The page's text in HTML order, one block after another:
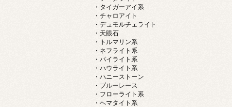
・タイガーアイ系
・チャロアイト
・デュモルチェライト
・天眼石
・トルマリン系
・ネフライト系
・パイライト系
・ハウライト系
・ハニーストーン
・ブルーレース
・フローライト系
・ヘマタイト系